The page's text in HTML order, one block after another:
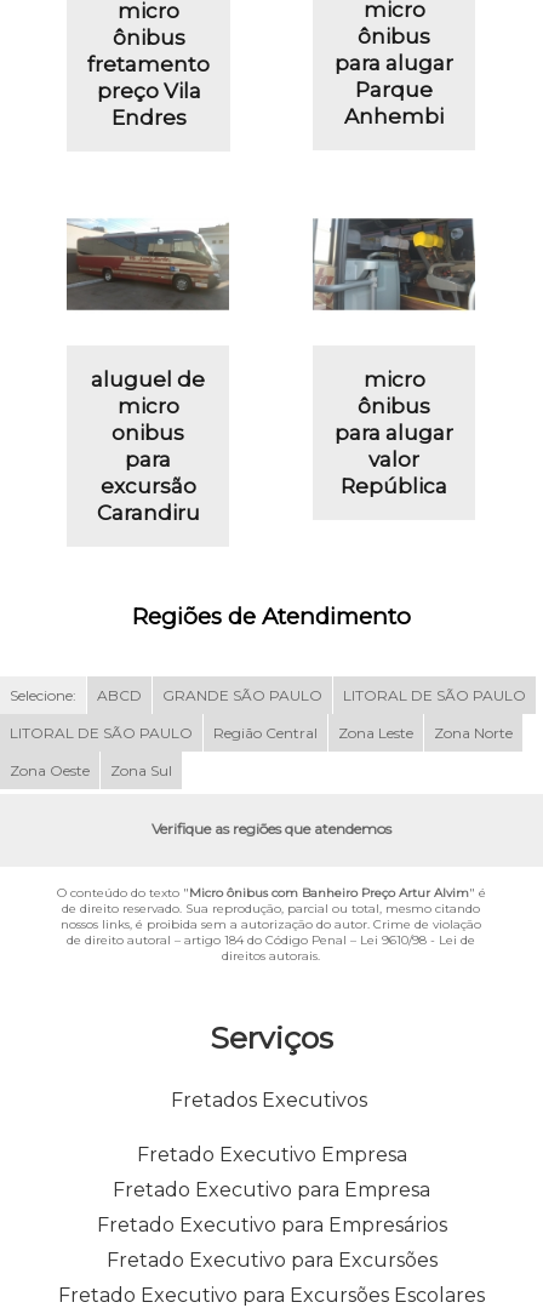
Serviços
Fretados Executivos
Fretado Executivo Empresa
Fretado Executivo para Empresa
Fretado Executivo para Empresários
Fretado Executivo para Excursões
Fretado Executivo para Excursões Escolares
micro
ônibus
fretamento
preço Vila
Endres
micro
ônibus
para alugar
Parque
Anhembi
aluguel de
micro
onibus
para
excursão
Carandiru
micro
ônibus
para alugar
valor
República
Regiões de Atendimento
Selecione: ABCD GRANDE SÃO PAULO LITORAL DE SÃO PAULO
LITORAL DE SÃO PAULO Região Central Zona Leste Zona Norte
Zona Oeste Zona Sul
Verifique as regiões que atendemos
O conteúdo do texto "Micro ônibus com Banheiro Preço Artur Alvim" é
de direito reservado. Sua reprodução, parcial ou total, mesmo citando
nossos links, é proibida sem a autorização do autor. Crime de violação
de direito autoral – artigo 184 do Código Penal – Lei 9610/98 - Lei de
direitos autorais.